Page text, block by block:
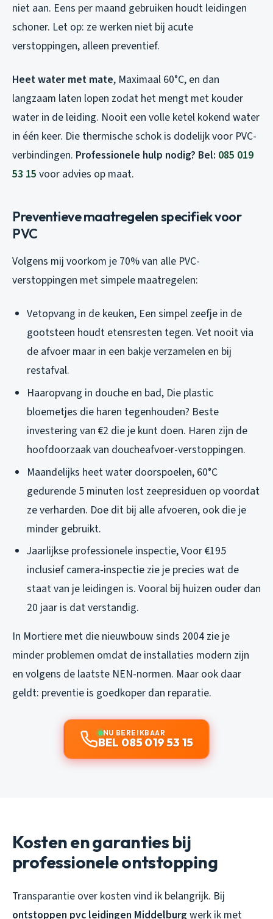
niet aan. Eens per maand gebruiken houdt leidingen
schoner. Let op: ze werken niet bij acute
verstoppingen, alleen preventief.
Heet water met mate, Maximaal 60°C, en dan
langzaam laten lopen zodat het mengt met kouder
water in de leiding. Nooit een volle ketel kokend water
in één keer. Die thermische schok is dodelijk voor PVC-
verbindingen. Professionele hulp nodig? Bel: 085 019
53 15 voor advies op maat.
Preventieve maatregelen specifiek voor
PVC
Volgens mij voorkom je 70% van alle PVC-
verstoppingen met simpele maatregelen:
Vetopvang in de keuken, Een simpel zeefje in de
gootsteen houdt etensresten tegen. Vet nooit via
de afvoer maar in een bakje verzamelen en bij
restafval.
Haaropvang in douche en bad, Die plastic
bloemetjes die haren tegenhouden? Beste
investering van €2 die je kunt doen. Haren zijn de
hoofdoorzaak van doucheafvoer-verstoppingen.
Maandelijks heet water doorspoelen, 60°C
gedurende 5 minuten lost zeepresiduen op voordat
ze verharden. Doe dit bij alle afvoeren, ook die je
minder gebruikt.
Jaarlijkse professionele inspectie, Voor €195
inclusief camera-inspectie zie je precies wat de
staat van je leidingen is. Vooral bij huizen ouder dan
20 jaar is dat verstandig.
In Mortiere met die nieuwbouw sinds 2004 zie je
minder problemen omdat de installaties modern zijn
en volgens de laatste NEN-normen. Maar ook daar
geldt: preventie is goedkoper dan reparatie.
NU BEREIKBAAR
BEL 085 019 53 15
Kosten en garanties bij
professionele ontstopping
Transparantie over kosten vind ik belangrijk. Bij
ontstoppen pvc leidingen Middelburg werk ik met